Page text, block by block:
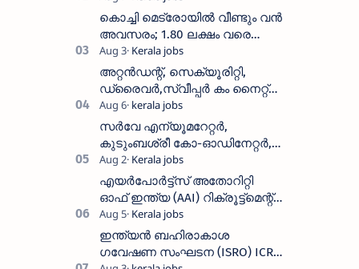
District-wise Vacancies
കൊച്ചി മെട്രോയിൽ വീണ്ടും വൻ
അവസരം; 1.80 ലക്ഷം വരെ
ശമ്പളം വാങ്ങാം, യോഗ്യത
അറിയാം
അറ്റൻഡന്റ്, സെക്യൂരിറ്റി,
ഡ്രൈവർ,സ്വീപ്പർ കം നൈറ്റ്
വാച്ച്മാൻ തുടങ്ങി നിരവധി
ഒഴിവുകൾ
സർവേ എന്യൂമറേറ്റർ,
കുടുംബശ്രീ കോ-ഓഡിനേറ്റർ,
ആശ വർക്കർ ഒഴിവുകളിൽ
അപേക്ഷിക്കാം
എയർപോർട്ട്സ് അതോറിറ്റി
ഓഫ് ഇന്ത്യ (AAI) റിക്രൂട്ട്മെന്റ്
2026: 800+ ഒഴിവുകൾ,
അപേക്ഷിക്കാനുള്ള അവസാന
തീയതി സെപ്റ്റംബർ 7
ഇന്ത്യൻ ബഹിരാകാശ
ഗവേഷണ സംഘടന (ISRO) ICRB